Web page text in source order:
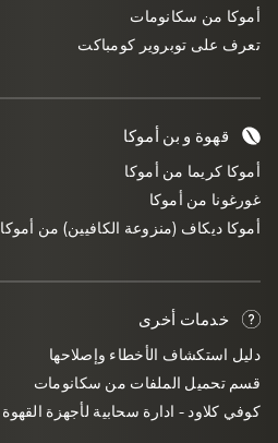
أموكا من سكانومات
تعرف على توبروير كومباكت
قهوة و بن أموكا
أموكا كريما من أموكا
غورغونا من أموكا
أموكا ديكاف (منزوعة الكافيين) من أموكا
خدمات أخرى
دليل استكشاف الأخطاء وإصلاحها
قسم تحميل الملفات من سكانومات
كوفي كلاود - ادارة سحابية لأجهزة القهوة